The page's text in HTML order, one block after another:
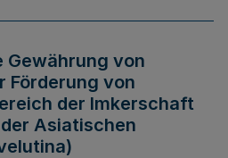
Gewährung von
Förderung von
der Imkerschaft
Asiatischen